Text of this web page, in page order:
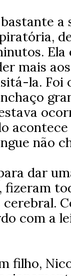
a
mais
la. Foi
não
dar
fizeram
com a
filho,